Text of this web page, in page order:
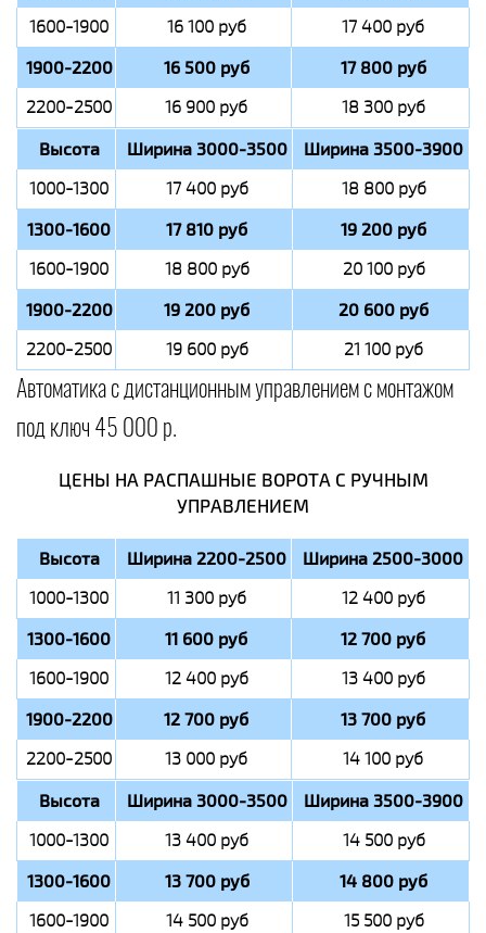
1600-1900 16 100 руб 17 400 руб
1900-2200 16 500 руб 17 800 руб
2200-2500 16 900 руб 18 300 руб
Высота Ширина 3000-3500 Ширина 3500-3900
1000-1300 17 400 руб 18 800 руб
1300-1600 17 810 руб 19 200 руб
1600-1900 18 800 руб 20 100 руб
1900-2200 19 200 руб 20 600 руб
2200-2500 19 600 руб 21 100 руб
Автоматика с дистанционным управлением с монтажом
под ключ 45 000 р.
ЦЕНЫ НА РАСПАШНЫЕ ВОРОТА С РУЧНЫМ
УПРАВЛЕНИЕМ
Высота Ширина 2200-2500 Ширина 2500-3000
1000-1300 11 300 руб 12 400 руб
1300-1600 11 600 руб 12 700 руб
1600-1900 12 400 руб 13 400 руб
1900-2200 12 700 руб 13 700 руб
2200-2500 13 000 руб 14 100 руб
Высота Ширина 3000-3500 Ширина 3500-3900
1000-1300 13 400 руб 14 500 руб
1300-1600 13 700 руб 14 800 руб
1600-1900 14 500 руб 15 500 руб